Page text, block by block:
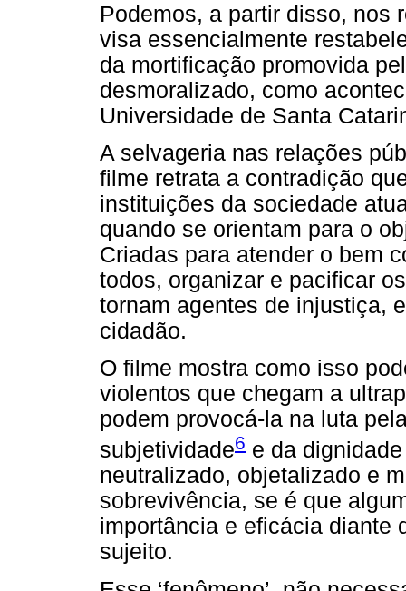
Podemos, a partir disso, nos
visa essencialmente
da mortificação promovida
desmoralizado, como
Universidade de Santa
A selvageria nas relações
filme retrata a contradição
instituições da sociedade
quando se orientam para o
Criadas para atender o bem
todos, organizar e pacificar
tornam agentes de injustiça,
cidadão.
O filme mostra como isso
violentos que chegam a
podem provocá-la na luta
subjetividade6 e da
neutralizado, objetalizado e
sobrevivência, se é que
importância e eficácia diante
sujeito.